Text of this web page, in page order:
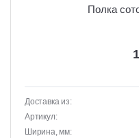
Полка
Доставка из:
Артикул:
Ширина, мм: